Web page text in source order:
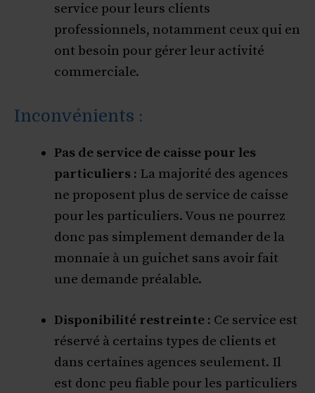
service pour leurs clients
professionnels, notamment ceux qui en
ont besoin pour gérer leur activité
commerciale.
Inconvénients :
Pas de service de caisse pour les
particuliers : La majorité des agences
ne proposent plus de service de caisse
pour les particuliers. Vous ne pourrez
donc pas simplement demander de la
monnaie à un guichet sans avoir fait
une demande préalable.
Disponibilité restreinte : Ce service est
réservé à certains types de clients et
dans certaines agences seulement. Il
est donc peu fiable pour les particuliers